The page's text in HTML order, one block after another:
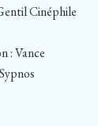
Cinéphile
: Vance